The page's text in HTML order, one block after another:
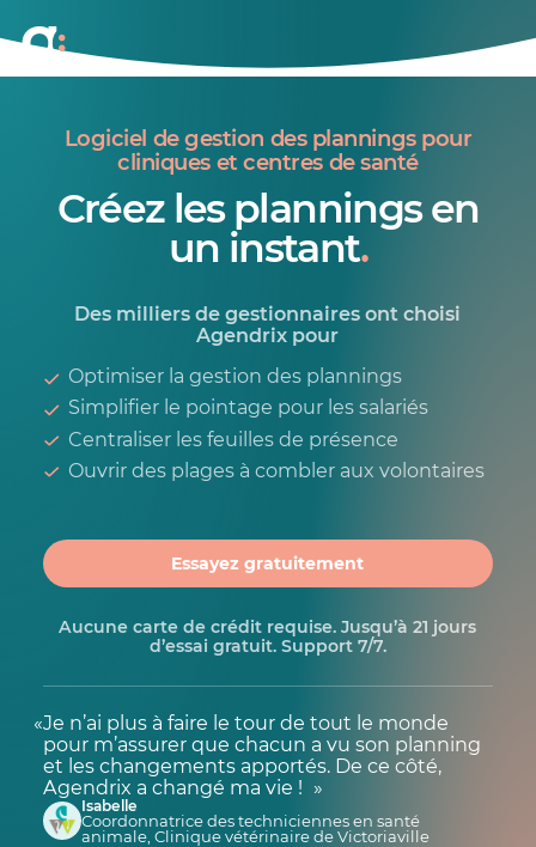
Logiciel de gestion des plannings pour
cliniques et centres de santé
Créez les plannings en
un instant.
Des milliers de gestionnaires ont choisi
Agendrix pour
Optimiser la gestion des plannings
Simplifier le pointage pour les salariés
Centraliser les feuilles de présence
Ouvrir des plages à combler aux volontaires
Essayez gratuitement
Aucune carte de crédit requise. Jusqu’à 21 jours
d’essai gratuit. Support 7/7.
Je n’ai plus à faire le tour de tout le monde
pour m’assurer que chacun a vu son planning
et les changements apportés. De ce côté,
Agendrix a changé ma vie !
Isabelle
Coordonnatrice des techniciennes en santé
animale, Clinique vétérinaire de Victoriaville